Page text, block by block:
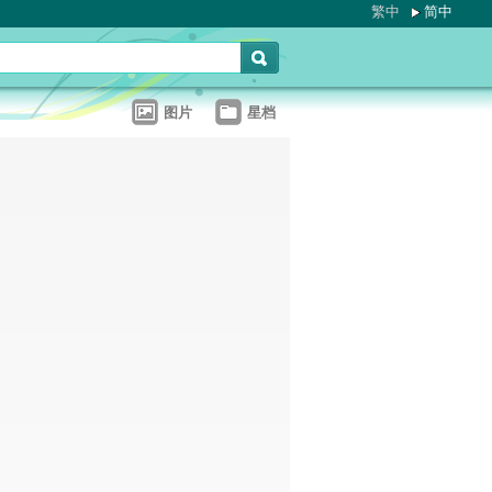
繁中 简中
图片 星档